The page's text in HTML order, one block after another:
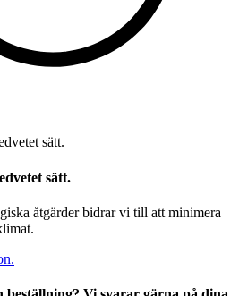
sätt.
åtgärder bidrar vi till att minimera